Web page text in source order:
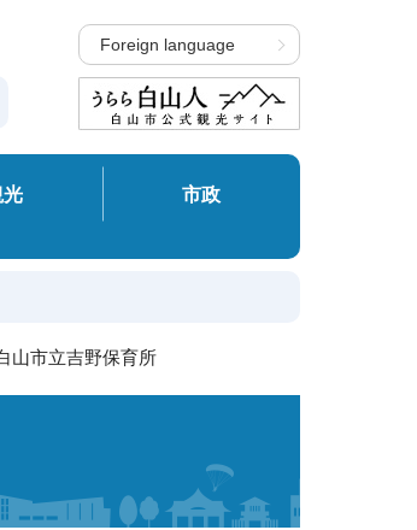
Foreign language
市政
山市立吉野保育所